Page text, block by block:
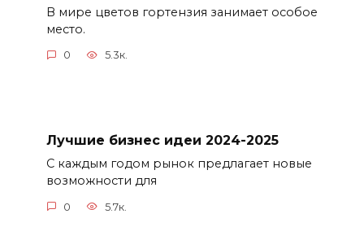
В мире цветов гортензия занимает особое
место.
0 5.3к.
Лучшие бизнес идеи 2024-2025
С каждым годом рынок предлагает новые
возможности для
0 5.7к.